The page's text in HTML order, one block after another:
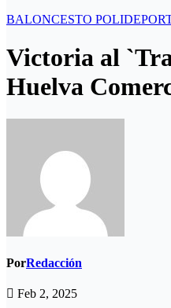
BALONCESTO
Victoria al
Huelva
PorRedacción
Feb 2, 2025